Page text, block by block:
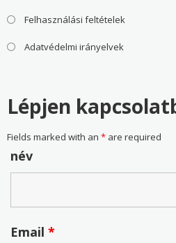
Felhasználási feltételek
Adatvédelmi irányelvek
Lépjen
Fields marked with an *are required
név
Email *